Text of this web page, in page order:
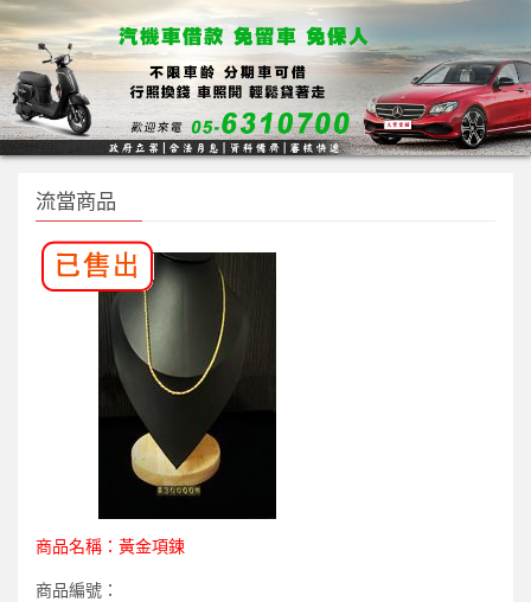
流當商品
商品名稱： 黃金項鍊
商品編號：